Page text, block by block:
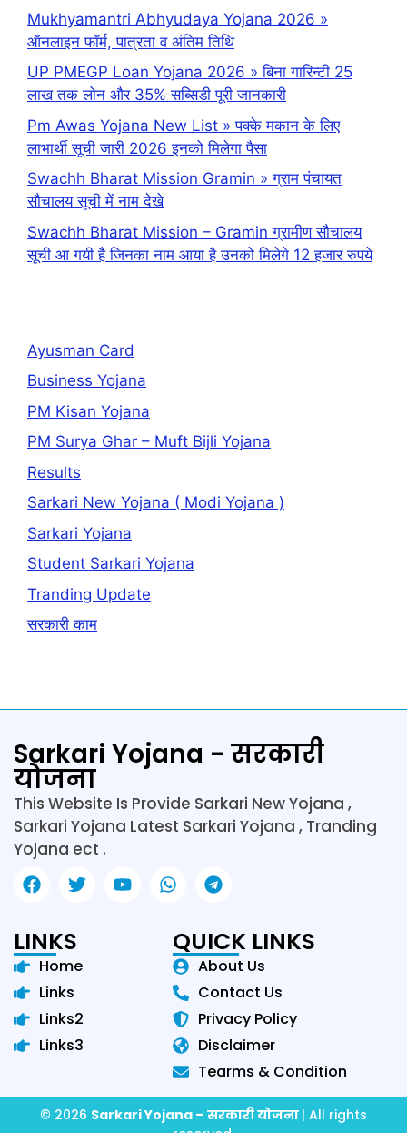
Mukhyamantri Abhyudaya Yojana 2026 »
ऑनलाइन फॉर्म, पात्रता व अंतिम तिथि
UP PMEGP Loan Yojana 2026 » बिना गारिन्टी 25
लाख तक लोन और 35% सब्सिडी पूरी जानकारी
Pm Awas Yojana New List » पक्के मकान के लिए
लाभार्थी सूची जारी 2026 इनको मिलेगा पैसा
Swachh Bharat Mission Gramin » ग्राम पंचायत
सौचालय सूची में नाम देखे
Swachh Bharat Mission – Gramin ग्रामीण सौचालय
सूची आ गयी है जिनका नाम आया है उनको मिलेगे 12 हजार रुपये
Ayusman Card
Business Yojana
PM Kisan Yojana
PM Surya Ghar – Muft Bijli Yojana
Results
Sarkari New Yojana ( Modi Yojana )
Sarkari Yojana
Student Sarkari Yojana
Tranding Update
सरकारी काम
Sarkari Yojana - सरकारी
योजना
This Website Is Provide Sarkari New Yojana ,
Sarkari Yojana Latest Sarkari Yojana , Tranding
Yojana ect .
LINKS
Home
Links
Links2
Links3
QUICK LINKS
About Us
Contact Us
Privacy Policy
Disclaimer
Tearms & Condition
© 2026 Sarkari Yojana – सरकारी योजना | All rights